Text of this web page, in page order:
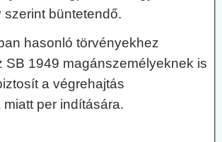
szerint büntetendő.
hasonló törvényekhez
SB 1949 magánszemélyeknek is
a végrehajtás
per indítására.